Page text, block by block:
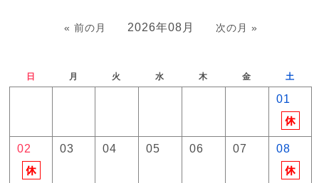
« 前の月 2026年08月 次の月 »
日 月 火 水 木 金 土
01
02 03 04 05 06 07 08